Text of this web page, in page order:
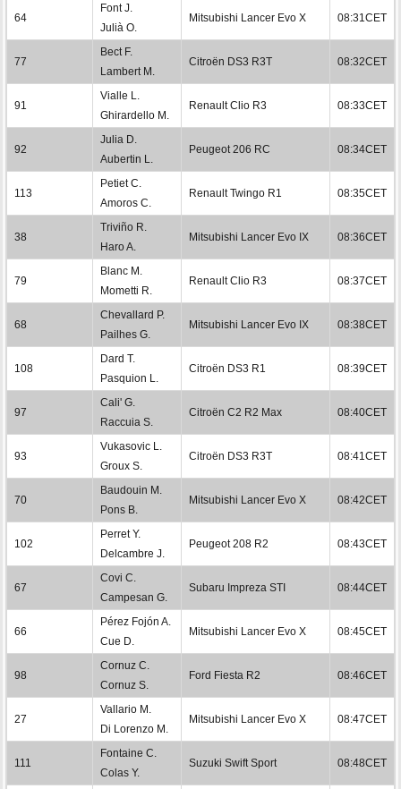
64
Font J.
Julià O.
Mitsubishi Lancer Evo X 08:31CET
77
Bect F.
Lambert M.
Citroën DS3 R3T 08:32CET
91
Vialle L.
Ghirardello M.
Renault Clio R3 08:33CET
92
Julia D.
Aubertin L.
Peugeot 206 RC 08:34CET
113
Petiet C.
Amoros C.
Renault Twingo R1 08:35CET
38
Triviño R.
Haro A.
Mitsubishi Lancer Evo IX 08:36CET
79
Blanc M.
Mometti R.
Renault Clio R3 08:37CET
68
Chevallard P.
Pailhes G.
Mitsubishi Lancer Evo IX 08:38CET
108
Dard T.
Pasquion L.
Citroën DS3 R1 08:39CET
97
Cali' G.
Raccuia S.
Citroën C2 R2 Max 08:40CET
93
Vukasovic L.
Groux S.
Citroën DS3 R3T 08:41CET
70
Baudouin M.
Pons B.
Mitsubishi Lancer Evo X 08:42CET
102
Perret Y.
Delcambre J.
Peugeot 208 R2 08:43CET
67
Covi C.
Campesan G.
Subaru Impreza STI 08:44CET
66
Pérez Fojón A.
Cue D.
Mitsubishi Lancer Evo X 08:45CET
98
Cornuz C.
Cornuz S.
Ford Fiesta R2 08:46CET
27
Vallario M.
Di Lorenzo M.
Mitsubishi Lancer Evo X 08:47CET
111
Fontaine C.
Colas Y.
Suzuki Swift Sport 08:48CET